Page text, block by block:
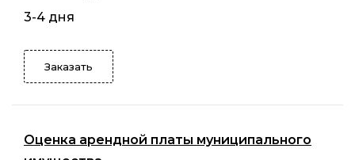
3-4 дня
Заказать
Оценка арендной платы муниципального